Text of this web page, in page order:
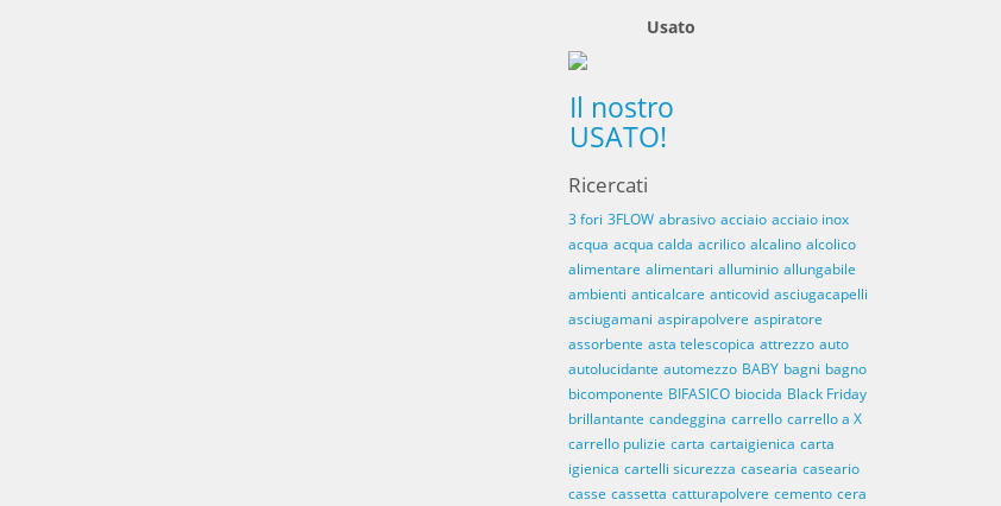
Usato
Il nostro
USATO!
Ricercati
3 fori 3FLOW abrasivo acciaio acciaio inox
acqua acqua calda acrilico alcalino alcolico
alimentare alimentari alluminio allungabile
ambienti anticalcare anticovid asciugacapelli
asciugamani aspirapolvere aspiratore
assorbente asta telescopica attrezzo auto
autolucidante automezzo BABY bagni bagno
bicomponente BIFASICO biocida Black Friday
brillantante candeggina carrello carrello a X
carrello pulizie carta cartaigienica carta
igienica cartelli sicurezza casearia caseario
casse cassetta catturapolvere cemento cera